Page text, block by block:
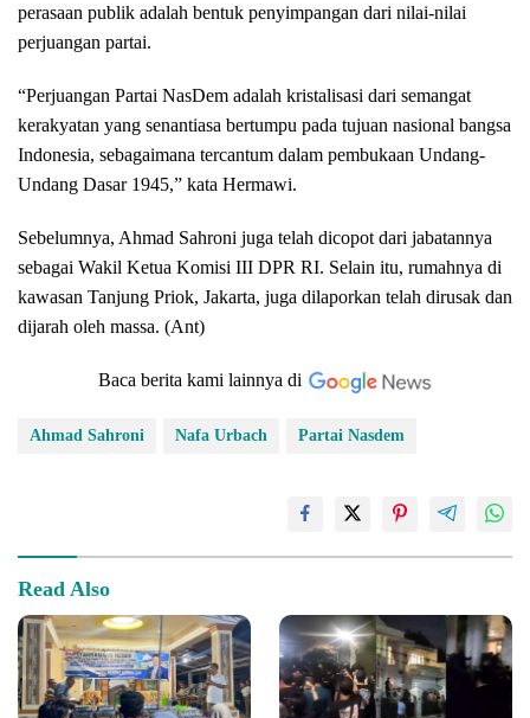
perasaan publik adalah bentuk penyimpangan dari nilai-nilai
perjuangan partai.
“Perjuangan Partai NasDem adalah kristalisasi dari semangat
kerakyatan yang senantiasa bertumpu pada tujuan nasional bangsa
Indonesia, sebagaimana tercantum dalam pembukaan Undang-
Undang Dasar 1945,” kata Hermawi.
Sebelumnya, Ahmad Sahroni juga telah dicopot dari jabatannya
sebagai Wakil Ketua Komisi III DPR RI. Selain itu, rumahnya di
kawasan Tanjung Priok, Jakarta, juga dilaporkan telah dirusak dan
dijarah oleh massa. (Ant)
Baca berita kami lainnya di
Ahmad Sahroni Nafa Urbach Partai Nasdem
Read Also